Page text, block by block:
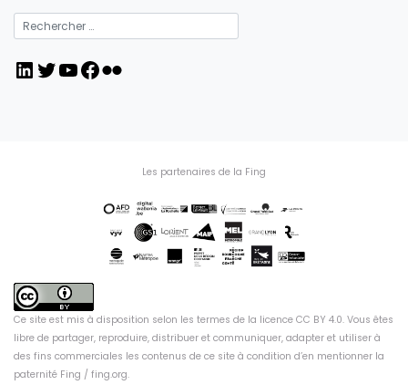
LinkedIn
Twitter
YouTube
Facebook
Flickr
Les partenaires de la Fing
Ce site est mis à disposition selon les termes de la licence CC BY 4.0. Vous êtes
libre de partager, reproduire, distribuer et communiquer, adapter et utiliser à
des fins commerciales les contenus de ce site à condition d’en mentionner la
paternité Fing / fing.org.